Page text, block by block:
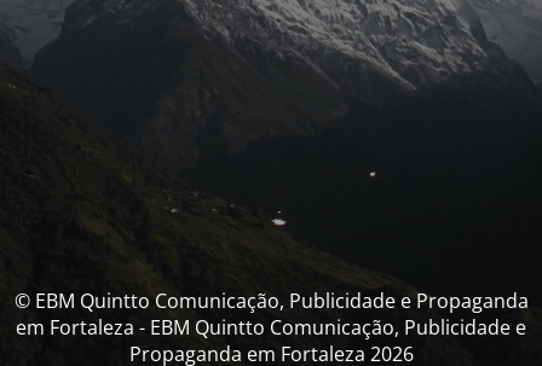
© EBM Quintto Comunicação, Publicidade e Propaganda
em Fortaleza - EBM Quintto Comunicação, Publicidade e
Propaganda em Fortaleza 2026